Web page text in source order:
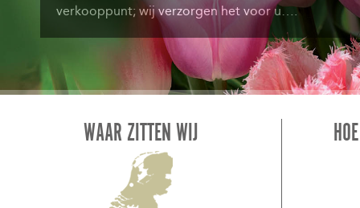
verkooppunt; wij verzorgen het voor u….
WAAR ZITTEN WIJ